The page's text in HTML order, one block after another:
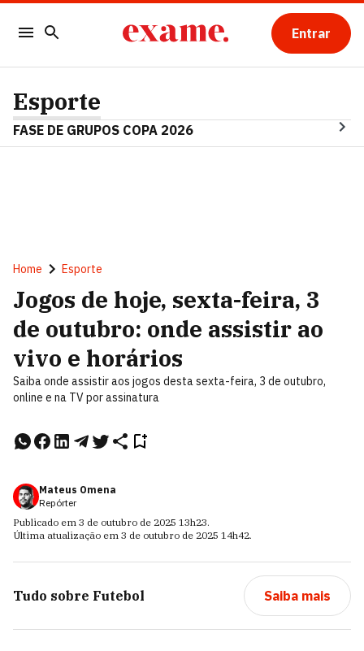
Entrar
Esporte
FASE DE GRUPOS COPA 2026
Home Esporte
Jogos de hoje, sexta-feira, 3
de outubro: onde assistir ao
vivo e horários
Saiba onde assistir aos jogos desta sexta-feira, 3 de outubro,
online e na TV por assinatura
Mateus Omena
Repórter
Publicado em 3 de outubro de 2025 13h23.
Última atualização em 3 de outubro de 2025 14h42.
Tudo sobre Futebol Saiba mais